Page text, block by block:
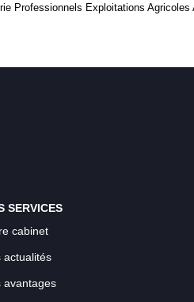
Professionnels Exploitations
SERVICES
cabinet
actualités
avantages